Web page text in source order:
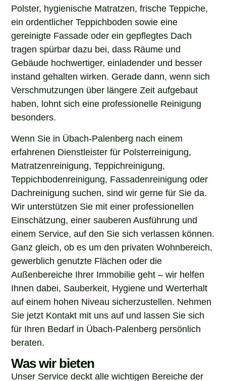
Polster, hygienische Matratzen, frische Teppiche,
ein ordentlicher Teppichboden sowie eine
gereinigte Fassade oder ein gepflegtes Dach
tragen spürbar dazu bei, dass Räume und
Gebäude hochwertiger, einladender und besser
instand gehalten wirken. Gerade dann, wenn sich
Verschmutzungen über längere Zeit aufgebaut
haben, lohnt sich eine professionelle Reinigung
besonders.
Wenn Sie in Übach-Palenberg nach einem
erfahrenen Dienstleister für Polsterreinigung,
Matratzenreinigung, Teppichreinigung,
Teppichbodenreinigung, Fassadenreinigung oder
Dachreinigung suchen, sind wir gerne für Sie da.
Wir unterstützen Sie mit einer professionellen
Einschätzung, einer sauberen Ausführung und
einem Service, auf den Sie sich verlassen können.
Ganz gleich, ob es um den privaten Wohnbereich,
gewerblich genutzte Flächen oder die
Außenbereiche Ihrer Immobilie geht – wir helfen
Ihnen dabei, Sauberkeit, Hygiene und Werterhalt
auf einem hohen Niveau sicherzustellen. Nehmen
Sie jetzt Kontakt mit uns auf und lassen Sie sich
für Ihren Bedarf in Übach-Palenberg persönlich
beraten.
Was wir bieten
Unser Service deckt alle wichtigen Bereiche der